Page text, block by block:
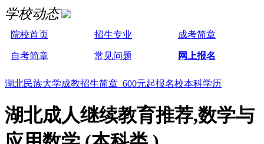
学校动态
院校首页 招生专业 成考简章
自考简章 常见问题 网上报名
湖北民族大学成教招生简章 600元起报名校本科学历
湖北成人继续教育推荐,数学与